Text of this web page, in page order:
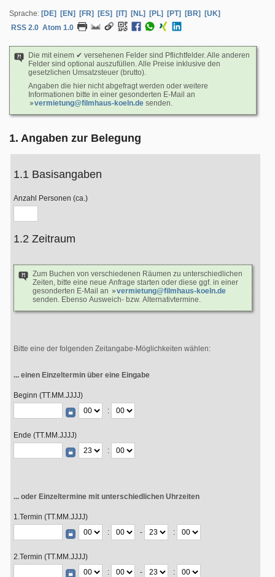
Sprache: [DE] [EN] [FR] [ES] [IT] [NL] [PL] [PT] [BR]
[UK]
RSS 2.0 Atom 1.0
Die mit einem ✔ versehenen Felder sind Pflichtfelder. Alle anderen
Felder sind optional auszufüllen. Alle Preise inklusive den
gesetzlichen Umsatzsteuer (brutto).
Angaben die hier nicht abgefragt werden oder weitere
Informationen bitte in einer gesonderten E-Mail an
vermietung@filmhaus-koeln.de senden.
1. Angaben zur Belegung
1.1 Basisangaben
Anzahl Personen (ca.)
1.2 Zeitraum
Zum Buchen von verschiedenen Räumen zu unterschiedlichen
Zeiten, bitte eine neue Anfrage starten oder diese ggf. in einer
gesonderten E-Mail an
vermietung@filmhaus-koeln.de
senden. Ebenso Ausweich- bzw. Alternativtermine.
Bitte eine der folgenden Zeitangabe-Möglichkeiten wählen:
... einen Einzeltermin über eine Eingabe
Beginn (TT.MM.JJJJ)
:
Ende (TT.MM.JJJJ)
:
... oder Einzeltermine mit unterschiedlichen Uhrzeiten
1.Termin (TT.MM.JJJJ)
:
- :
2.Termin (TT.MM.JJJJ)
:
- :